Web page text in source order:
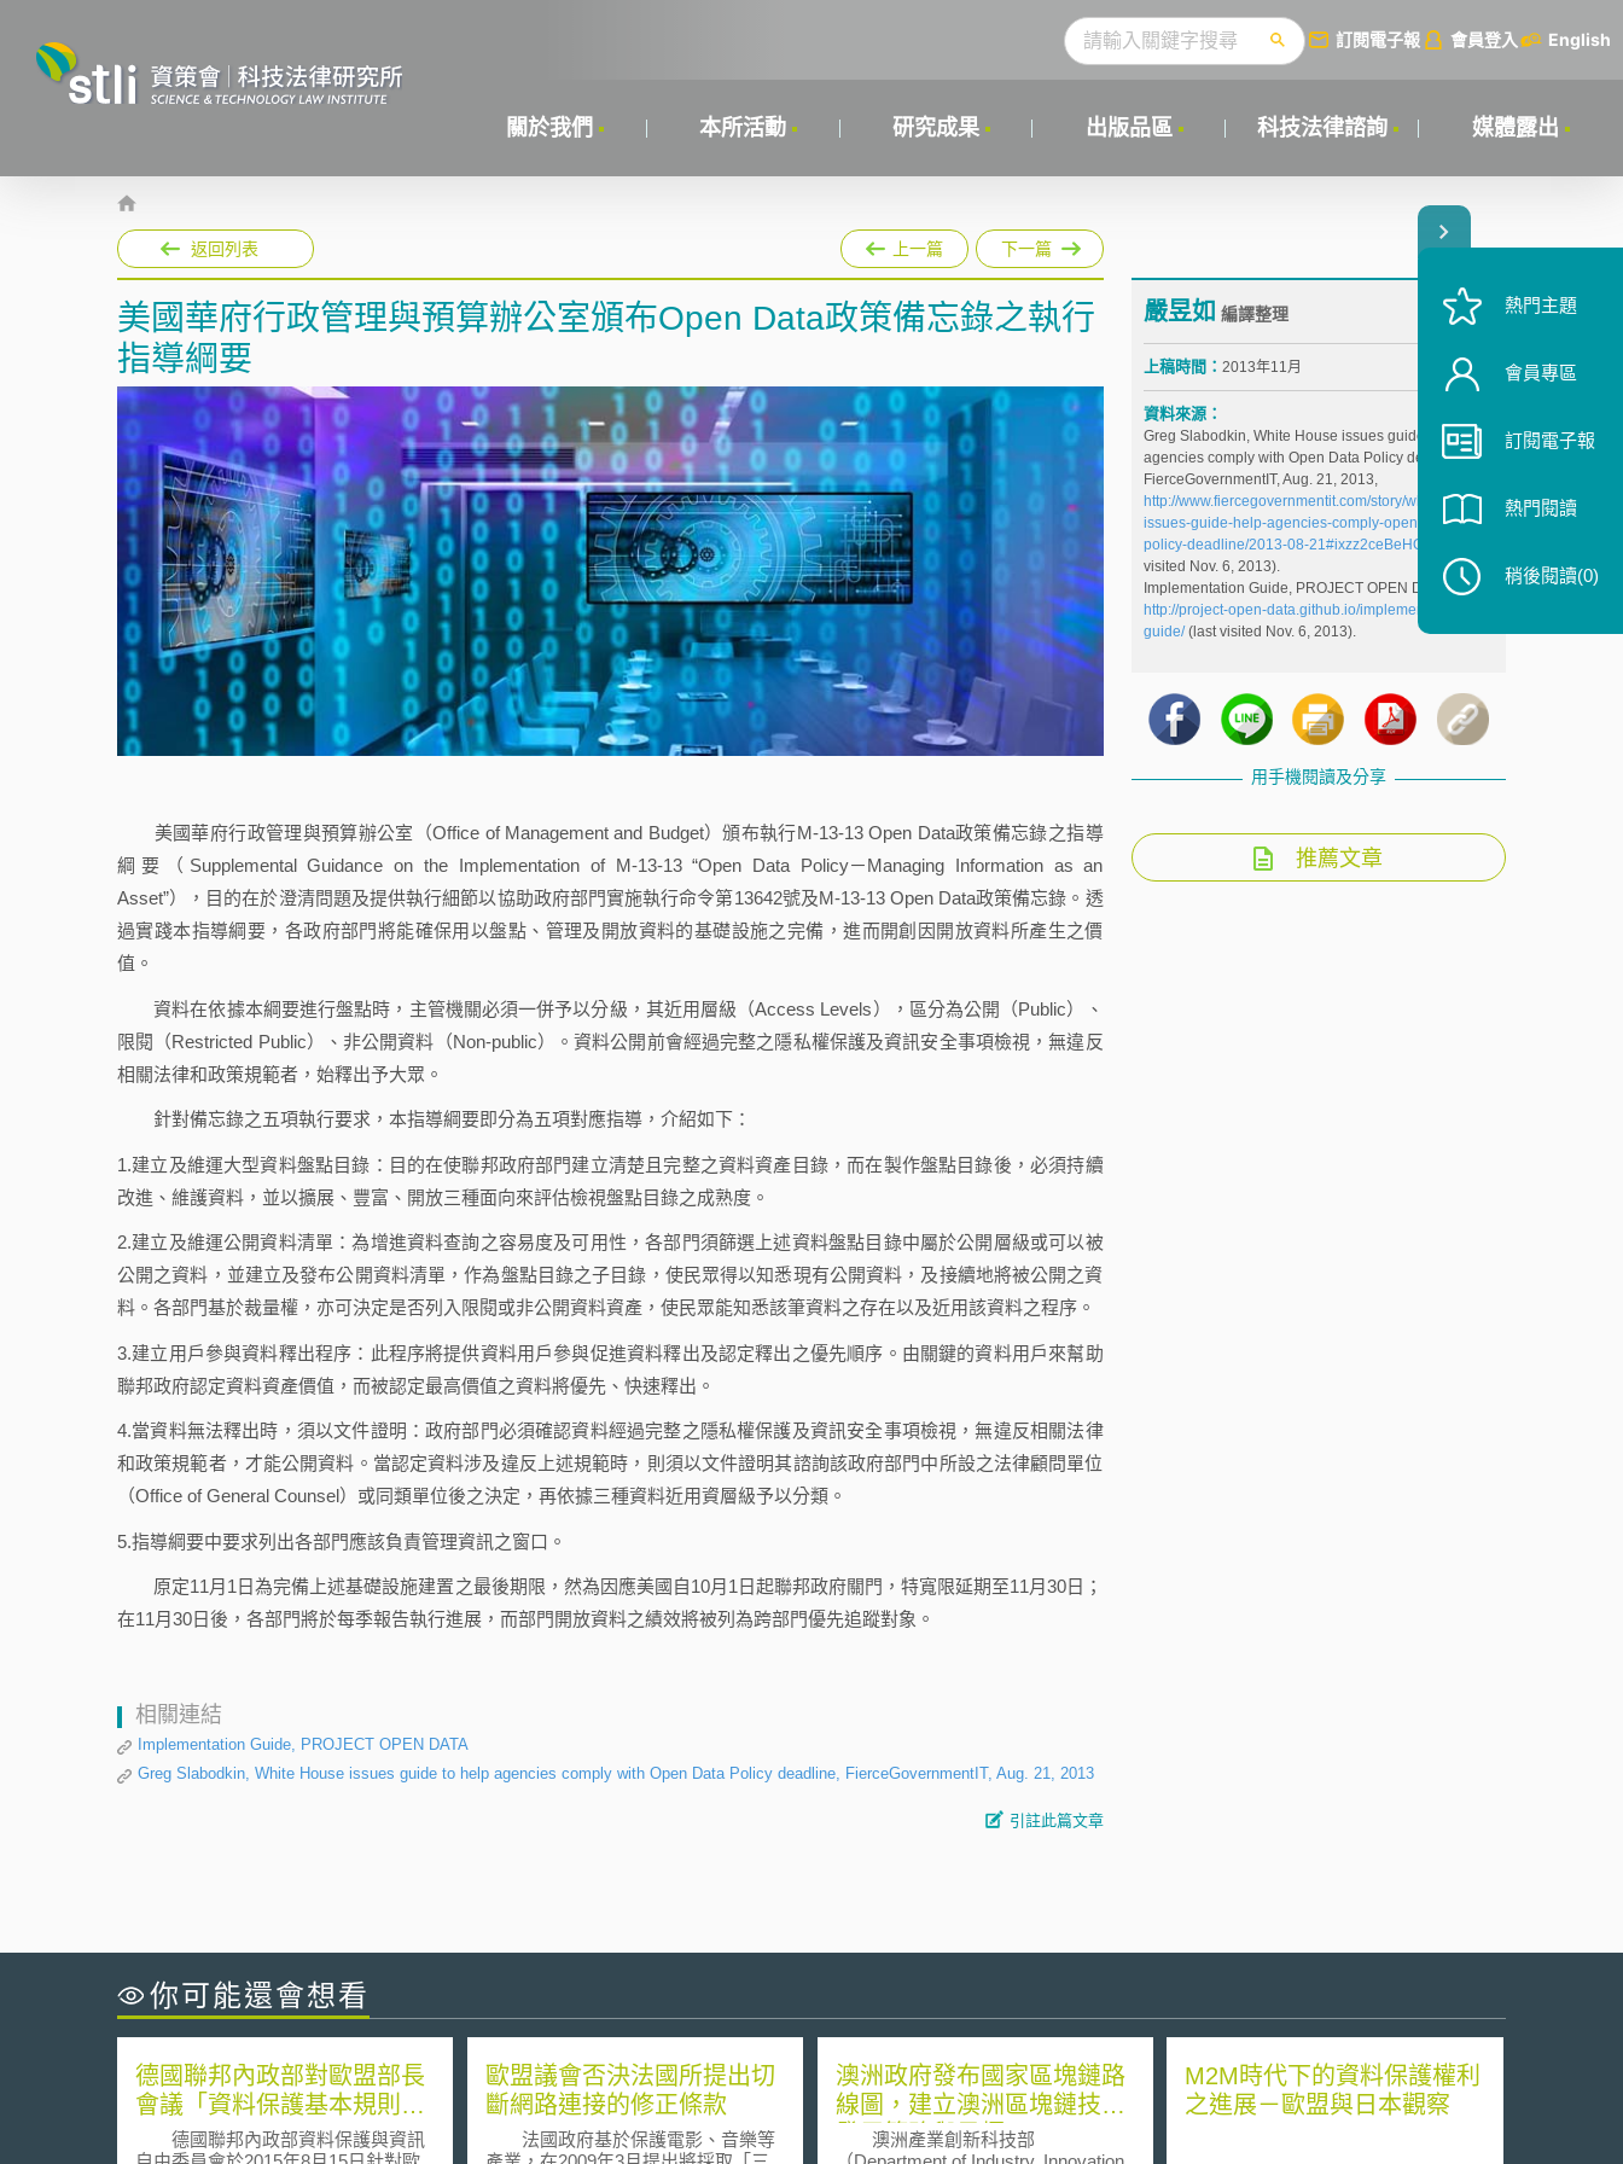
訂閱電子報 會員登入 English
關於我們 本所活動 研究成果 出版品區 科技法律諮詢 媒體露出
返回列表 上一篇 下一篇
美國華府行政管理與預算辦公室頒布Open Data政策備忘錄之執行
指導綱要
美國華府行政管理與預算辦公室（Office of Management and Budget）頒布執行M-13-13 Open Data政策備忘錄之指導
綱要（Supplemental Guidance on the Implementation of M-13-13 “Open Data Policy－Managing Information as an
Asset”），目的在於澄清問題及提供執行細節以協助政府部門實施執行命令第13642號及M-13-13 Open Data政策備忘錄。透
過實踐本指導綱要，各政府部門將能確保用以盤點、管理及開放資料的基礎設施之完備，進而開創因開放資料所產生之價
值。
資料在依據本綱要進行盤點時，主管機關必須一併予以分級，其近用層級（Access Levels），區分為公開（Public）、
限閱（Restricted Public）、非公開資料（Non-public）。資料公開前會經過完整之隱私權保護及資訊安全事項檢視，無違反
相關法律和政策規範者，始釋出予大眾。
針對備忘錄之五項執行要求，本指導綱要即分為五項對應指導，介紹如下：
1.建立及維運大型資料盤點目錄：目的在使聯邦政府部門建立清楚且完整之資料資產目錄，而在製作盤點目錄後，必須持續
改進、維護資料，並以擴展、豐富、開放三種面向來評估檢視盤點目錄之成熟度。
2.建立及維運公開資料清單：為增進資料查詢之容易度及可用性，各部門須篩選上述資料盤點目錄中屬於公開層級或可以被
公開之資料，並建立及發布公開資料清單，作為盤點目錄之子目錄，使民眾得以知悉現有公開資料，及接續地將被公開之資
料。各部門基於裁量權，亦可決定是否列入限閱或非公開資料資產，使民眾能知悉該筆資料之存在以及近用該資料之程序。
3.建立用戶參與資料釋出程序：此程序將提供資料用戶參與促進資料釋出及認定釋出之優先順序。由關鍵的資料用戶來幫助
聯邦政府認定資料資產價值，而被認定最高價值之資料將優先、快速釋出。
4.當資料無法釋出時，須以文件證明：政府部門必須確認資料經過完整之隱私權保護及資訊安全事項檢視，無違反相關法律
和政策規範者，才能公開資料。當認定資料涉及違反上述規範時，則須以文件證明其諮詢該政府部門中所設之法律顧問單位
（Office of General Counsel）或同類單位後之決定，再依據三種資料近用資層級予以分類。
5.指導綱要中要求列出各部門應該負責管理資訊之窗口。
原定11月1日為完備上述基礎設施建置之最後期限，然為因應美國自10月1日起聯邦政府關門，特寬限延期至11月30日；
在11月30日後，各部門將於每季報告執行進展，而部門開放資料之績效將被列為跨部門優先追蹤對象。
相關連結
Implementation Guide, PROJECT OPEN DATA
Greg Slabodkin, White House issues guide to help agencies comply with Open Data Policy deadline, FierceGovernmentIT, Aug. 21, 2013
引註此篇文章
嚴昱如 編譯整理
上稿時間： 2013年11月
資料來源：
Greg Slabodkin, White House issues guide to help
agencies comply with Open Data Policy deadline,
FierceGovernmentIT, Aug. 21, 2013,
http://www.fiercegovernmentit.com/story/white-house-
issues-guide-help-agencies-comply-open-data-
policy-deadline/2013-08-21#ixzz2ceBeHQNH
visited Nov. 6, 2013).
Implementation Guide, PROJECT OPEN DATA,
http://project-open-data.github.io/implementation-
guide/(last visited Nov. 6, 2013).
用手機閱讀及分享
推薦文章
你可能還會想看
德國聯邦內政部對歐盟部長
會議「資料保護基本規則」
(Datenschutz-
德國聯邦內政部資料保護與資訊
歐盟議會否決法國所提出切
斷網路連接的修正條款
法國政府基於保護電影、音樂等
澳洲政府發布國家區塊鏈路
線圖，建立澳洲區塊鏈技術
發展策略與目標
澳洲產業創新科技部
M2M時代下的資料保護權利
之進展－歐盟與日本觀察
熱門主題
會員專區
訂閱電子報
熱門閱讀
稍後閱讀(0)